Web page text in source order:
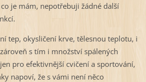
je mám, nepotřebuji žádné další
tep, okysličení krve, tělesnou teplotu, i
s tím i množství spálených
pro efektivnější cvičení a sportování,
napoví, že s vámi není něco